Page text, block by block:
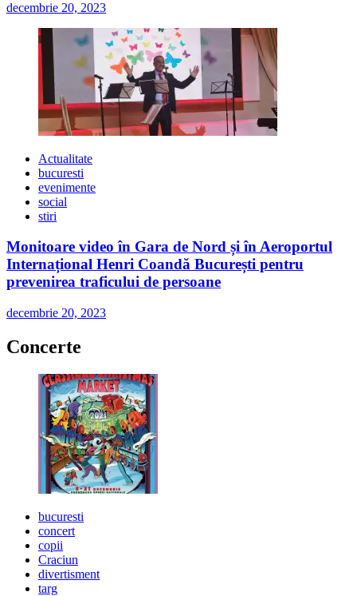
decembrie 20, 2023
Actualitate
bucuresti
evenimente
social
stiri
Monitoare video în Gara de Nord și în Aeroportul
Internațional Henri Coandă București pentru
prevenirea traficului de persoane
decembrie 20, 2023
Concerte
bucuresti
concert
copii
Craciun
divertisment
targ